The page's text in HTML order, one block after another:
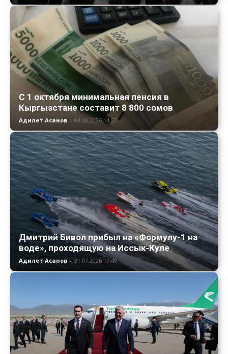
С 1 октября минимальная пенсия в
Кыргызстане составит 8 800 сомов
Адилет Асанов - 04.08.2026 14:53
Дмитрий Бивол прибыл на «Формулу-1 на
воде», проходящую на Иссык-Куле
Адилет Асанов - 31.07.2026 17:49